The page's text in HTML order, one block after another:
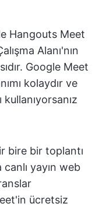
Hangouts Meet
Alanı'nın
Google Meet
kolaydır ve
kullanıyorsanız
bire bir toplantı
yayın web
ücretsiz